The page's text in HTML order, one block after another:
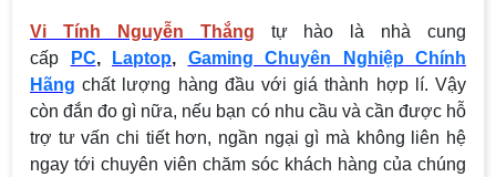
Vi Tính Nguyễn Thắng tự hào là nhà cung
cấp
PC, Laptop, Gaming Chuyên Nghiệp Chính
Hãng chất lượng hàng đầu với giá thành hợp lí. Vậy
còn đắn đo gì nữa, nếu bạn có nhu cầu và cần được hỗ
trợ tư vấn chi tiết hơn, ngần ngại gì mà không liên hệ
ngay tới chuyên viên chăm sóc khách hàng của chúng